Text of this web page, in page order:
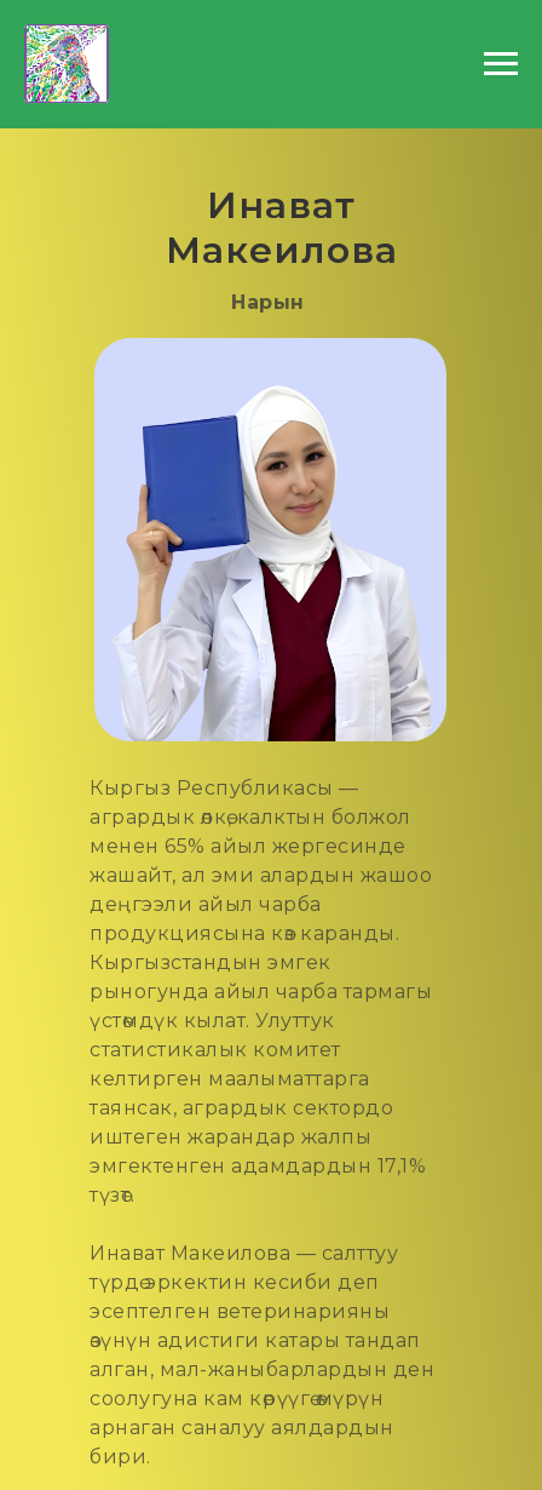
Инават
Макеилова
Нарын
Кыргыз Республикасы —
агрардык өлкө, калктын болжол
менен 65% айыл жергесинде
жашайт, ал эми алардын жашоо
деңгээли айыл чарба
продукциясына көз каранды.
Кыргызстандын эмгек
рыногунда айыл чарба тармагы
үстөмдүк кылат. Улуттук
статистикалык комитет
келтирген маалыматтарга
таянсак, агрардык сектордо
иштеген жарандар жалпы
эмгектенген адамдардын 17,1%
түзөт.
Инават Макеилова — салттуу
түрдө эркектин кесиби деп
эсептелген ветеринарияны
өзүнүн адистиги катары тандап
алган, мал-жаныбарлардын ден
соолугуна кам көрүүгө өмүрүн
арнаган саналуу аялдардын
бири.